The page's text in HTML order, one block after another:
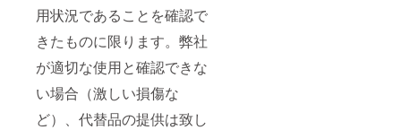
用状況であることを確認で
きたものに限ります。弊社
が適切な使用と確認できな
い場合（激しい損傷な
ど）、代替品の提供は致し